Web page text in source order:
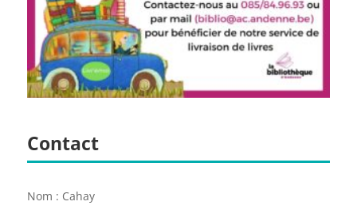
Contact
Nom : Cahay